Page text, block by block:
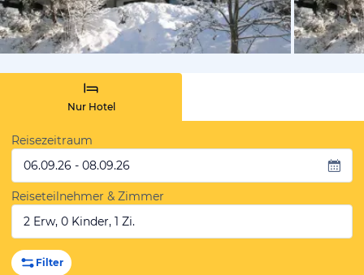
vom
Nur Hotel
Reisezeitraum
06.09.26 - 08.09.26
Reiseteilnehmer & Zimmer
2 Erw, 0 Kinder, 1 Zi.
Filter